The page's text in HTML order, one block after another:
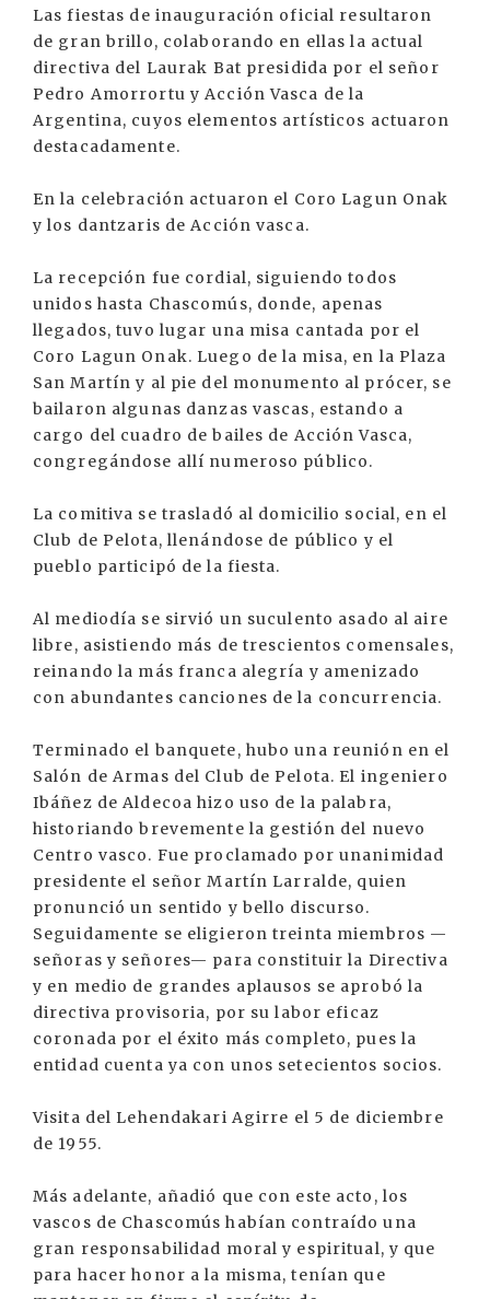
Las fiestas de inauguración oficial resultaron
de gran brillo, colaborando en ellas la actual
directiva del Laurak Bat presidida por el señor
Pedro Amorrortu y Acción Vasca de la
Argentina, cuyos elementos artísticos actuaron
destacadamente.
En la celebración actuaron el Coro Lagun Onak
y los dantzaris de Acción vasca.
La recepción fue cordial, siguiendo todos
unidos hasta Chascomús, donde, apenas
llegados, tuvo lugar una misa cantada por el
Coro Lagun Onak. Luego de la misa, en la Plaza
San Martín y al pie del monumento al prócer, se
bailaron algunas danzas vascas, estando a
cargo del cuadro de bailes de Acción Vasca,
congregándose allí numeroso público.
La comitiva se trasladó al domicilio social, en el
Club de Pelota, llenándose de público y el
pueblo participó de la fiesta.
Al mediodía se sirvió un suculento asado al aire
libre, asistiendo más de trescientos comensales,
reinando la más franca alegría y amenizado
con abundantes canciones de la concurrencia.
Terminado el banquete, hubo una reunión en el
Salón de Armas del Club de Pelota. El ingeniero
Ibáñez de Aldecoa hizo uso de la palabra,
historiando brevemente la gestión del nuevo
Centro vasco. Fue proclamado por unanimidad
presidente el señor Martín Larralde, quien
pronunció un sentido y bello discurso.
Seguidamente se eligieron treinta miembros —
señoras y señores— para constituir la Directiva
y en medio de grandes aplausos se aprobó la
directiva provisoria, por su labor eficaz
coronada por el éxito más completo, pues la
entidad cuenta ya con unos setecientos socios.
Visita del Lehendakari Agirre el 5 de diciembre
de 1955.
Más adelante, añadió que con este acto, los
vascos de Chascomús habían contraído una
gran responsabilidad moral y espiritual, y que
para hacer honor a la misma, tenían que